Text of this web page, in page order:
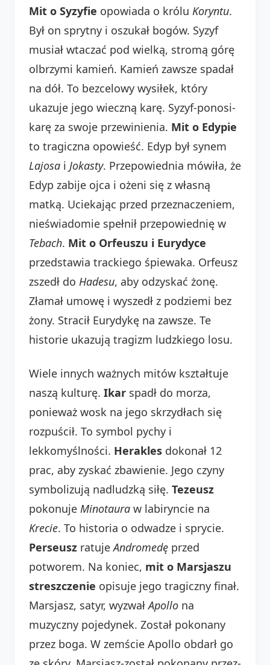
Mit o Syzyfie opowiada o królu Koryntu.
Był on sprytny i oszukał bogów. Syzyf
musiał wtaczać pod wielką, stromą górę
olbrzymi kamień. Kamień zawsze spadał
na dół. To bezcelowy wysiłek, który
ukazuje jego wieczną karę. Syzyf-ponosi-
karę za swoje przewinienia. Mit o Edypie
to tragiczna opowieść. Edyp był synem
Lajosa i Jokasty. Przepowiednia mówiła, że
Edyp zabije ojca i ożeni się z własną
matką. Uciekając przed przeznaczeniem,
nieświadomie spełnił przepowiednię w
Tebach. Mit o Orfeuszu i Eurydyce
przedstawia trackiego śpiewaka. Orfeusz
zszedł do Hadesu, aby odzyskać żonę.
Złamał umowę i wyszedł z podziemi bez
żony. Stracił Eurydykę na zawsze. Te
historie ukazują tragizm ludzkiego losu.
Wiele innych ważnych mitów kształtuje
naszą kulturę. Ikar spadł do morza,
ponieważ wosk na jego skrzydłach się
rozpuścił. To symbol pychy i
lekkomyślności. Herakles dokonał 12
prac, aby zyskać zbawienie. Jego czyny
symbolizują nadludzką siłę. Tezeusz
pokonuje Minotaura w labiryncie na
Krecie. To historia o odwadze i sprycie.
Perseusz ratujeAndromedę przed
potworem. Na koniec, mit o Marsjaszu
streszczenie opisuje jego tragiczny finał.
Marsjasz, satyr, wyzwałApollo na
muzyczny pojedynek. Został pokonany
przez boga. W zemście Apollo obdarł go